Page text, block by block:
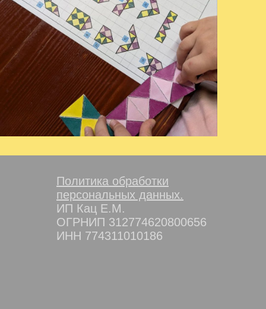
Политика обработки
персональных данных.
ИП Кац Е.М.
ОГРНИП 312774620800656
ИНН 774311010186